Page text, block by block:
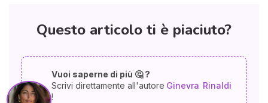
Questo articolo ti è piaciuto?
Vuoi saperne di più 🤔 ?
Scrivi direttamente all'autore Ginevra Rinaldi
!